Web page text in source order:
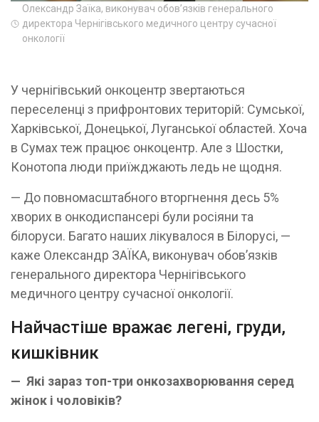
Олександр Заїка, виконувач обов’язків генерального
директора Чернігівського медичного центру сучасної
онкології
У чернігівський онкоцентр звертаються
переселенці з прифронтових територій: Сумської,
Харківської, Донецької, Луганської областей. Хоча
в Сумах теж працює онкоцентр. Але з Шостки,
Конотопа люди приїжджають ледь не щодня.
— До повномасштабного вторгнення десь 5%
хворих в онкодиспансері були росіяни та
білоруси. Багато наших лікувалося в Білорусі, —
каже Олександр ЗАЇКА, виконувач обов’язків
генерального директора Чернігівського
медичного центру сучасної онкології.
Найчастіше вражає легені, груди,
кишківник
— Які зараз топ-три онкозахворювання серед
жінок і чоловіків?